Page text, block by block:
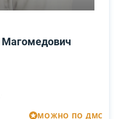
Магомедович
МОЖНО ПО ДМС